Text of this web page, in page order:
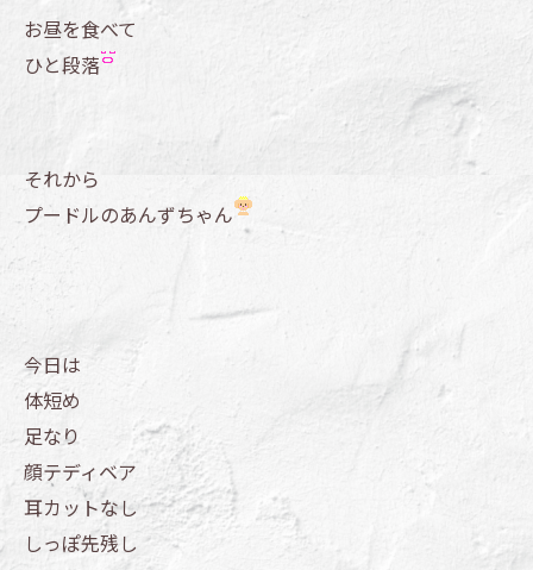
お昼を食べて
ひと段落
それから
プードルのあんずちゃん
今日は
体短め
足なり
顔テディベア
耳カットなし
しっぽ先残し